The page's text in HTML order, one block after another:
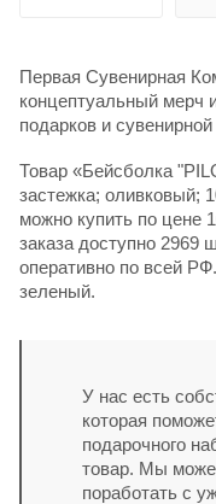
Первая Сувенирная
концептуальный мерч
подарков и
Товар «Бейсболка
застежка; оливковый;
можно купить по цене
заказа доступно 2969
оперативно по всей
зеленый.
У нас есть
которая
подарочного
товар. Мы
поработать с